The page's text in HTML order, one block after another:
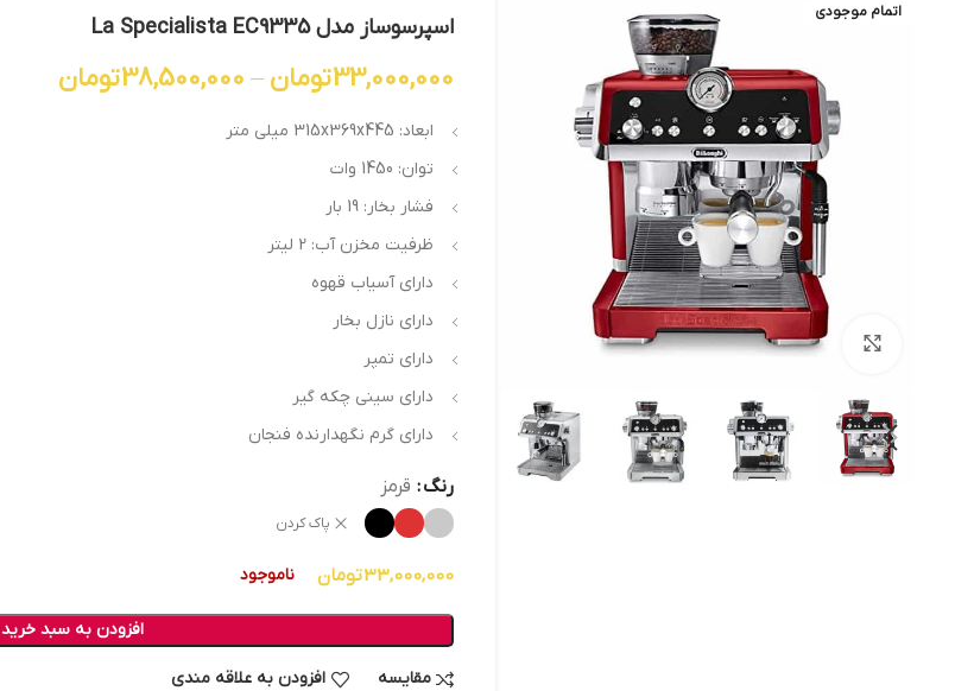
اتمام موجودی
بزرگنمایی تصویر
اسپرسوساز مدل La Specialista EC9335
33,000,000تومان–
38,500,000تومان
ابعاد: 315x369x445 میلی متر
توان: 1450 وات
فشار بخار: 19 بار
ظرفیت مخزن آب: 2 لیتر
دارای آسیاب قهوه
دارای نازل بخار
دارای تمپر
دارای سینی چکه گیر
دارای گرم نگهدارنده فنجان
رنگ قرمز
پاک کردن
33,000,000تومان ناموجود
افزودن به سبد خرید
مقایسه افزودن به علاقه مندی